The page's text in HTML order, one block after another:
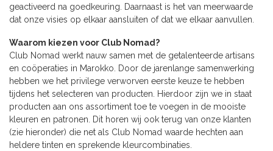
geactiveerd na goedkeuring. Daarnaast is het van meerwaarde
dat onze visies op elkaar aansluiten of dat we elkaar aanvullen.
Waarom kiezen voor Club Nomad?
Club Nomad werkt nauw samen met de getalenteerde artisans
en coöperaties in Marokko. Door de jarenlange samenwerking
hebben we het privilege verworven eerste keuze te hebben
tijdens het selecteren van producten. Hierdoor zijn we in staat
producten aan ons assortiment toe te voegen in de mooiste
kleuren en patronen. Dit horen wij ook terug van onze klanten
(zie hieronder) die net als Club Nomad waarde hechten aan
heldere tinten en sprekende kleurcombinaties.